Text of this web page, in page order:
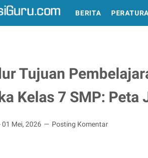
BERITA
Tujuan
Kelas 7 SMP: Peta
01 Mei, 2026 Posting Komentar